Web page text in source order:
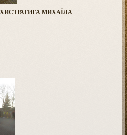
МИХАЇЛА